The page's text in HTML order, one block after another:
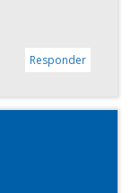
Responder